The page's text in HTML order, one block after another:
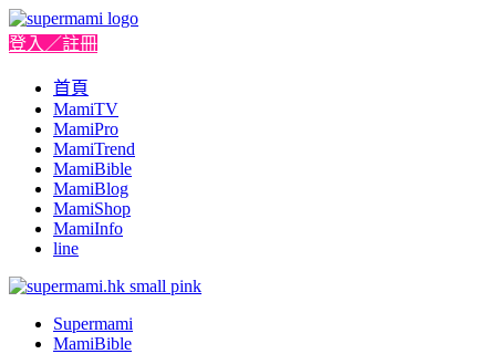
登入／註冊
首頁
MamiTV
MamiPro
MamiTrend
MamiBible
MamiBlog
MamiShop
MamiInfo
line
Supermami
MamiBible